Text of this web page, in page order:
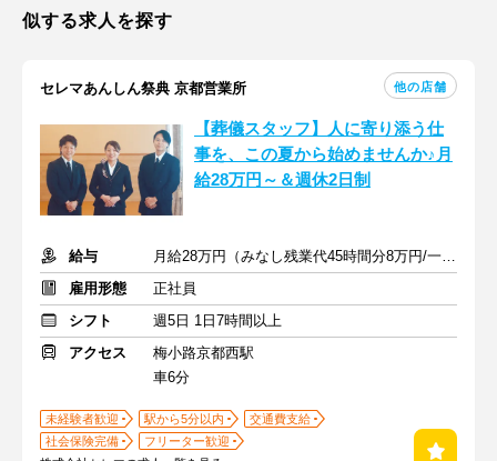
似する求人を探す
セレマあんしん祭典 京都営業所 他の店舗
【葬儀スタッフ】人に寄り添う仕
事を、この夏から始めませんか♪月
給28万円～＆週休2日制
給与
月給28万円（みなし残業代45時間分8万円/一律諸手当5万円含む）
雇用形態
正社員
シフト
週5日 1日7時間以上
アクセス
梅小路京都西駅
車6分
未経験者歓迎 駅から5分以内
交通費支給
社会保険完備
フリーター歓迎